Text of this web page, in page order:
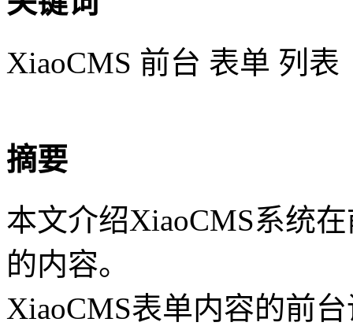
XiaoCMS 前台 表单 列表
摘要
本文介绍XiaoCMS系统
的内容。
XiaoCMS表单内容的前